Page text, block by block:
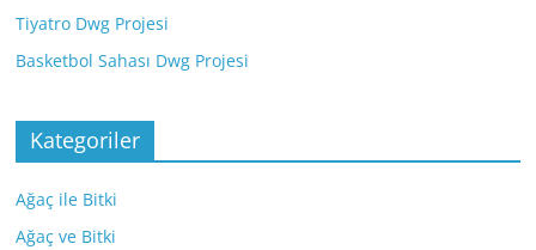
Tiyatro Dwg Projesi
Basketbol Sahası Dwg Projesi
Kategoriler
Ağaç ile Bitki
Ağaç ve Bitki